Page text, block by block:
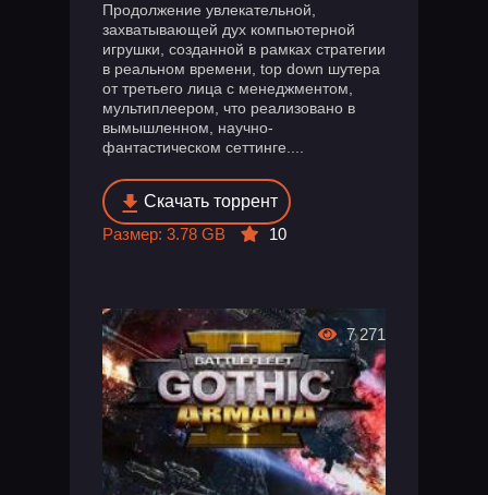
Продолжение увлекательной,
захватывающей дух компьютерной
игрушки, созданной в рамках стратегии
в реальном времени, top down шутера
от третьего лица с менеджментом,
мультиплеером, что реализовано в
вымышленном, научно-
фантастическом сеттинге....
Скачать торрент
Размер: 3.78 GB
10
7 271